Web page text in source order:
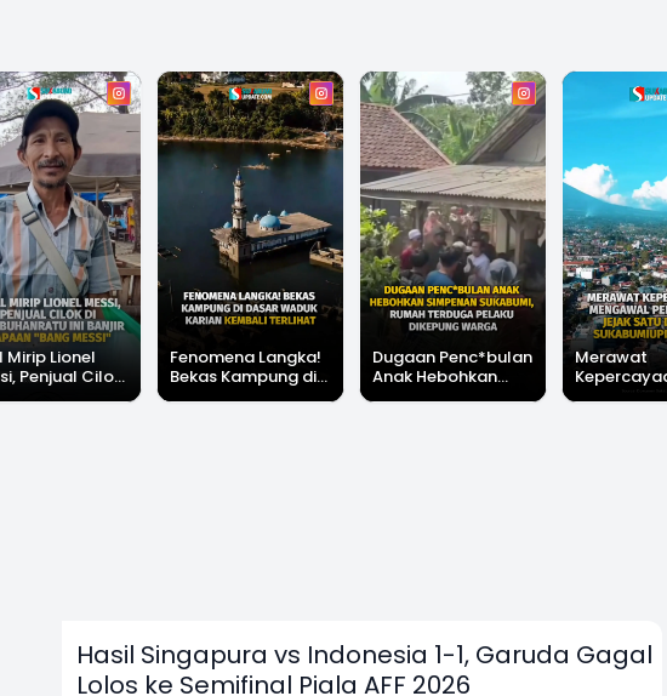
Mirip Lionel
Penjual Cilok
Ini
Fenomena Langka!
Bekas Kampung di
Dasar Waduk Karian
Dugaan Penc*bulan
Anak Hebohkan
Simpenan
Merawat
Mengawal
Hasil Singapura vs Indonesia 1-1, Garuda Gagal
Lolos ke Semifinal Piala AFF 2026